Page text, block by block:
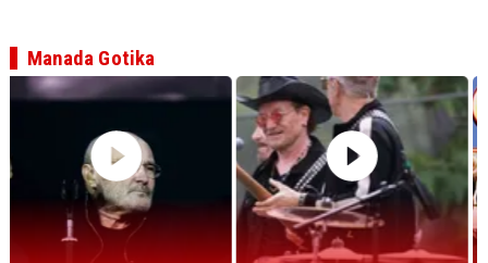
Manada Gotika